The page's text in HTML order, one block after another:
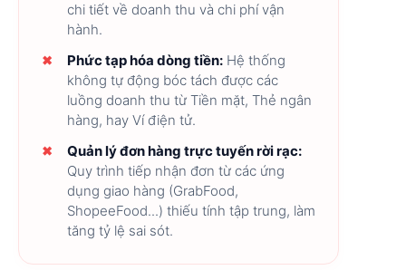
chi tiết về doanh thu và chi phí vận
hành.
Phức tạp hóa dòng tiền: Hệ thống
không tự động bóc tách được các
luồng doanh thu từ Tiền mặt, Thẻ ngân
hàng, hay Ví điện tử.
Quản lý đơn hàng trực tuyến rời rạc:
Quy trình tiếp nhận đơn từ các ứng
dụng giao hàng (GrabFood,
ShopeeFood...) thiếu tính tập trung, làm
tăng tỷ lệ sai sót.